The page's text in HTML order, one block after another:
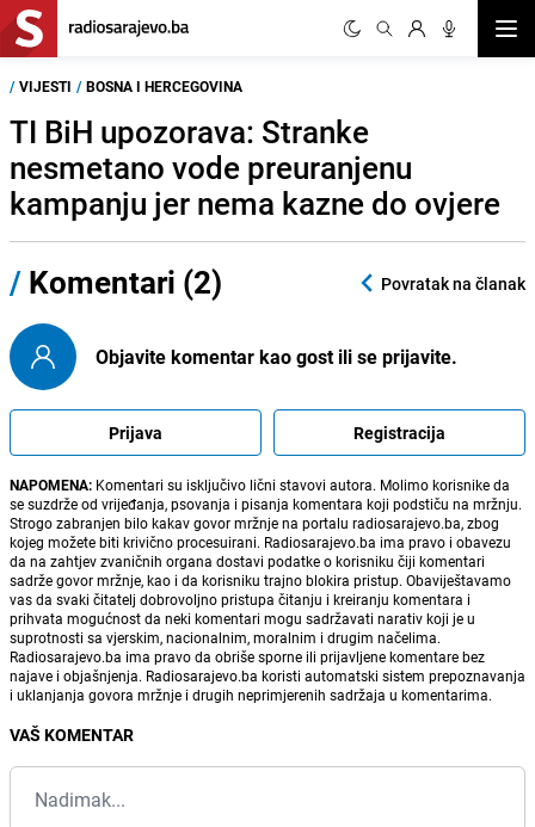
/ VIJESTI / BOSNA I HERCEGOVINA
TI BiH upozorava: Stranke
nesmetano vode preuranjenu
kampanju jer nema kazne do ovjere
/ Komentari (2) Povratak na članak
Objavite komentar kao gost ili se prijavite.
Prijava Registracija
NAPOMENA: Komentari su isključivo lični stavovi autora. Molimo korisnike da
se suzdrže od vrijeđanja, psovanja i pisanja komentara koji podstiču na mržnju.
Strogo zabranjen bilo kakav govor mržnje na portalu radiosarajevo.ba, zbog
kojeg možete biti krivično procesuirani. Radiosarajevo.ba ima pravo i obavezu
da na zahtjev zvaničnih organa dostavi podatke o korisniku čiji komentari
sadrže govor mržnje, kao i da korisniku trajno blokira pristup. Obaviještavamo
vas da svaki čitatelj dobrovoljno pristupa čitanju i kreiranju komentara i
prihvata mogućnost da neki komentari mogu sadržavati narativ koji je u
suprotnosti sa vjerskim, nacionalnim, moralnim i drugim načelima.
Radiosarajevo.ba ima pravo da obriše sporne ili prijavljene komentare bez
najave i objašnjenja. Radiosarajevo.ba koristi automatski sistem prepoznavanja
i uklanjanja govora mržnje i drugih neprimjerenih sadržaja u komentarima.
VAŠ KOMENTAR